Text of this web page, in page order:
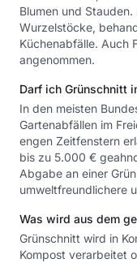
Blumen und
Wurzelstöcke,
Küchenabfälle. Auch
angenommen.
Darf ich Grünschnitt
In den meisten
Gartenabfällen im
engen Zeitfenstern
bis zu 5.000 €
Abgabe an einer
umweltfreundlichere
Was wird aus dem
Grünschnitt wird in
Kompost verarbeitet